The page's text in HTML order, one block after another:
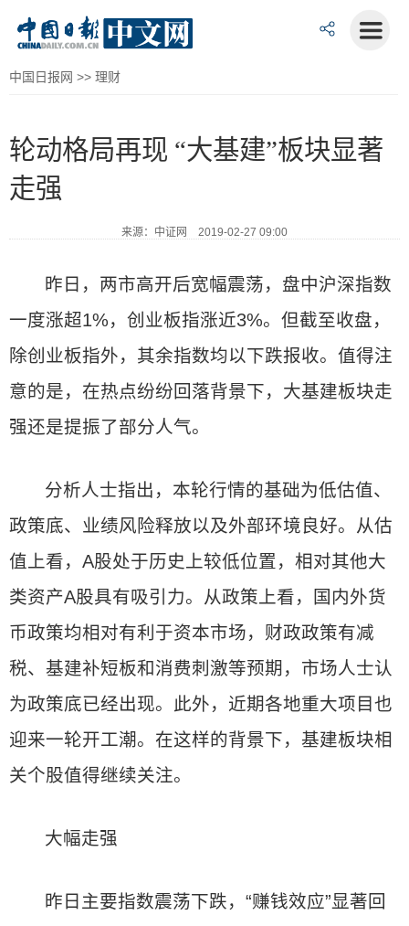
中国日报网 >> 理财
轮动格局再现 “大基建”板块显著
走强
来源：中证网 2019-02-27 09:00
昨日，两市高开后宽幅震荡，盘中沪深指数
一度涨超1%，创业板指涨近3%。但截至收盘，
除创业板指外，其余指数均以下跌报收。值得注
意的是，在热点纷纷回落背景下，大基建板块走
强还是提振了部分人气。
分析人士指出，本轮行情的基础为低估值、
政策底、业绩风险释放以及外部环境良好。从估
值上看，A股处于历史上较低位置，相对其他大
类资产A股具有吸引力。从政策上看，国内外货
币政策均相对有利于资本市场，财政政策有减
税、基建补短板和消费刺激等预期，市场人士认
为政策底已经出现。此外，近期各地重大项目也
迎来一轮开工潮。在这样的背景下，基建板块相
关个股值得继续关注。
大幅走强
昨日主要指数震荡下跌，“赚钱效应”显著回